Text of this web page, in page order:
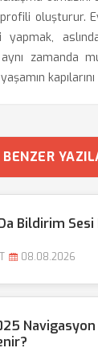
oluşturur.
yapmak,
zamanda
BENZER
Bildirim Sesi
08.08.2026